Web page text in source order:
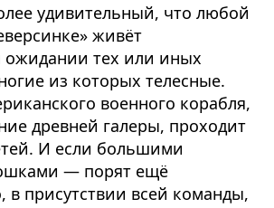
удивительный, что любой
живёт
ожидании тех или иных
из которых телесные.
военного корабля,
древней галеры, проходит
И если большими
— порят ещё
в присутствии всей команды,